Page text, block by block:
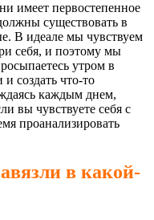
имеет первостепенное
существовать в
В идеале мы чувствуем
себя, и поэтому мы
утром в
создать что-то
каждым днем,
вы чувствуете себя с
проанализировать
в какой-